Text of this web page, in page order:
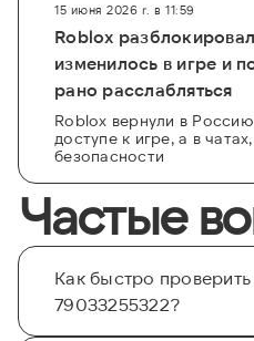
15 июня 2026 г. в 11:59
Roblox
изменилось в игре и
рано расслабляться
Roblox вернули в
доступе к игре, а в
безопасности
Частые
Как быстро
79033255322?